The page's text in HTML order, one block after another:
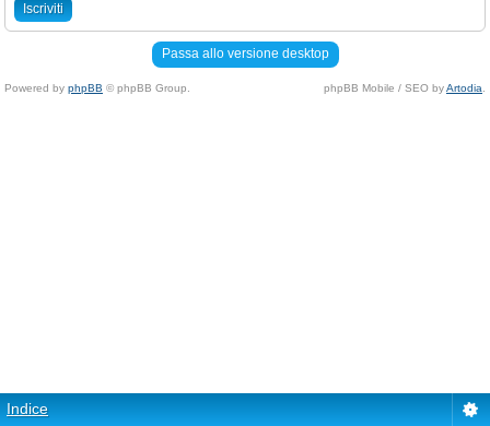
Iscriviti
Passa allo versione desktop
Powered by phpBB © phpBB Group. phpBB Mobile / SEO byArtodia
Indice